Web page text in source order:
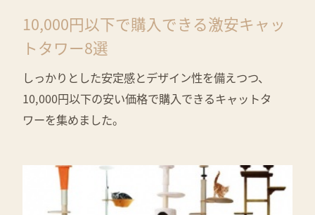
10,000円以下で購入できる激安キャッ
トタワー8選
しっかりとした安定感とデザイン性を備えつつ、
10,000円以下の安い価格で購入できるキャットタ
ワーを集めました。